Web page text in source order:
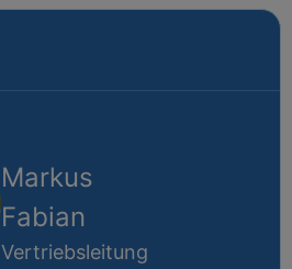
Markus
Fabian
Vertriebsleitung